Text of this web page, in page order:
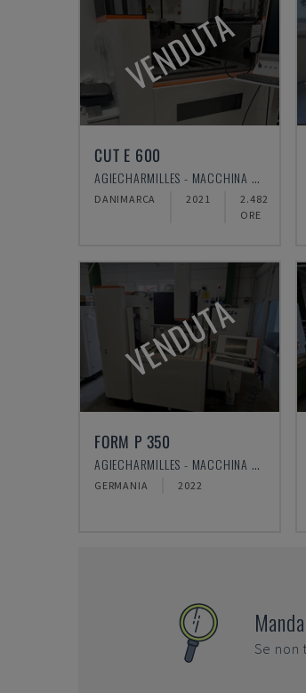
VENDUTA
CUT E 600
AGIECHARMILLES - MACCHINA PER ELETTROEROSIONE A FILO
DANIMARCA 2021
2.482
ORE
VENDUTA
FORM P 350
AGIECHARMILLES - MACCHINA PER ELETTROEROSIONE A TUFFO
GERMANIA 2022
Se non